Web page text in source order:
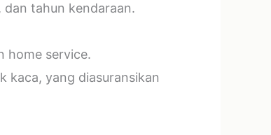
tahun kendaraan.
home service.
kaca, yang diasuransikan